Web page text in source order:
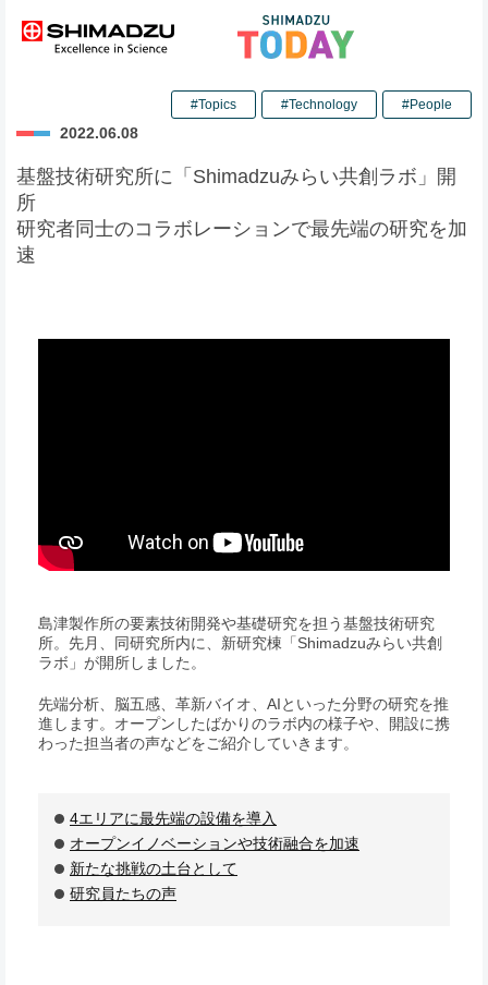
2022.06.08
#Topics #Technology #People
基盤技術研究所に「Shimadzuみらい共創ラボ」開
所
研究者同士のコラボレーションで最先端の研究を加
速
島津製作所の要素技術開発や基礎研究を担う基盤技術研究
所。先月、同研究所内に、新研究棟「Shimadzuみらい共創
ラボ」が開所しました。
先端分析、脳五感、革新バイオ、AIといった分野の研究を推
進します。オープンしたばかりのラボ内の様子や、開設に携
わった担当者の声などをご紹介していきます。
4エリアに最先端の設備を導入
オープンイノベーションや技術融合を加速
新たな挑戦の土台として
研究員たちの声